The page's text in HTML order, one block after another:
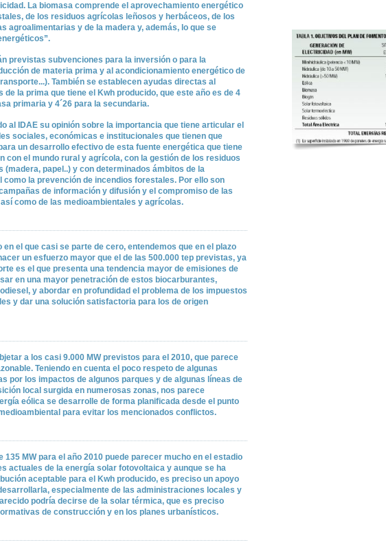
La biomasa comprende el aprovechamiento energético
de los residuos agrícolas leñosos y herbáceos, de los
agroalimentarias y de la madera y, además, lo que se
previstas subvenciones para la inversión o para la
de materia prima y al acondicionamiento energético de
También se establecen ayudas directas al
de la prima que tiene el Kwh producido, que este año es de 4
primaria y 4´26 para la secundaria.
al IDAE su opinión sobre la importancia que tiene articular el
sociales, económicas e institucionales que tienen que
un desarrollo efectivo de esta fuente energética que tiene
con el mundo rural y agrícola, con la gestión de los residuos
(madera, papel..) y con determinados ámbitos de la
como la prevención de incendios forestales. Por ello son
de información y difusión y el compromiso de las
como de las medioambientales y agrícolas.
en el que casi se parte de cero, entendemos que en el plazo
un esfuerzo mayor que el de las 500.000 tep previstas, ya
es el que presenta una tendencia mayor de emisiones de
en una mayor penetración de estos biocarburantes,
y abordar en profundidad el problema de los impuestos
y dar una solución satisfactoria para los de origen
a los casi 9.000 MW previstos para el 2010, que parece
Teniendo en cuenta el poco respeto de algunas
por los impactos de algunos parques y de algunas líneas de
local surgida en numerosas zonas, nos parece
eólica se desarrolle de forma planificada desde el punto
para evitar los mencionados conflictos.
135 MW para el año 2010 puede parecer mucho en el estadio
actuales de la energía solar fotovoltaica y aunque se ha
aceptable para el Kwh producido, es preciso un apoyo
especialmente de las administraciones locales y
podría decirse de la solar térmica, que es preciso
de construcción y en los planes urbanísticos.